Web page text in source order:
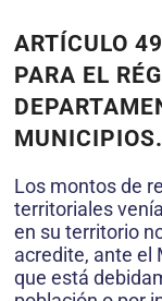
ARTÍCULO
PARA EL
MUNICIPIOS.
Los montos de
territoriales
en su territorio
acredite, ante el
que está